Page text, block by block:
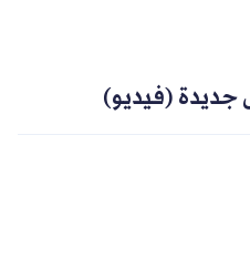
جديدة (فيديو)